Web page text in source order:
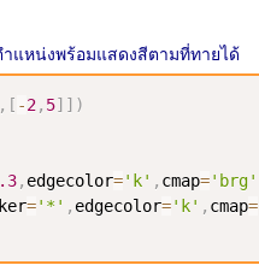
แหน่งพร้อมแสดงสีตามที่ทายได้
, [ -2, 5] ] )
, edgecolor='k' , cmap='brg'
='*' , edgecolor='k' , cmap=